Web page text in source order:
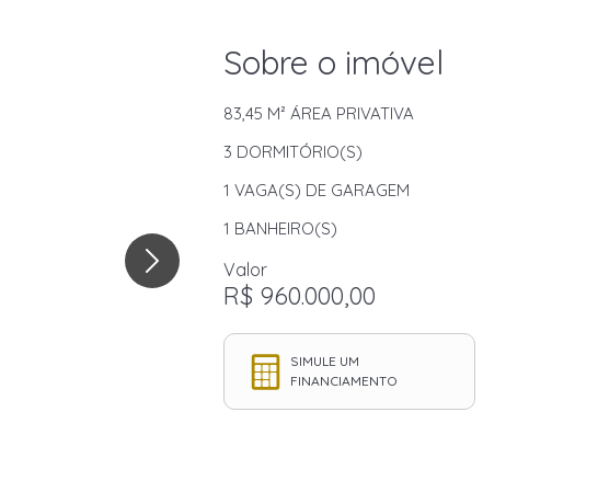
Sobre o imóvel
83,45 M² ÁREA PRIVATIVA
3 DORMITÓRIO(S)
1 VAGA(S) DE GARAGEM
1 BANHEIRO(S)
Valor
R$ 960.000,00
SIMULE UM
FINANCIAMENTO